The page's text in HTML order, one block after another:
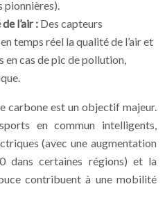
pionnières).
l’air : Des capteurs
temps réel la qualité de l’air et
en cas de pic de pollution,
carbone est un objectif majeur.
en commun intelligents,
(avec une augmentation
dans certaines régions) et la
contribuent à une mobilité